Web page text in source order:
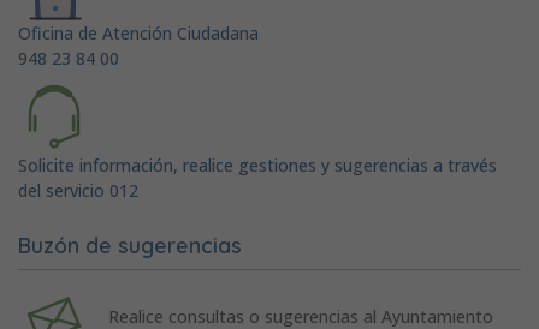
Oficina de Atención Ciudadana
948 23 84 00
Solicite información, realice gestiones y sugerencias a través
del servicio 012
Buzón de sugerencias
Realice consultas o sugerencias al Ayuntamiento